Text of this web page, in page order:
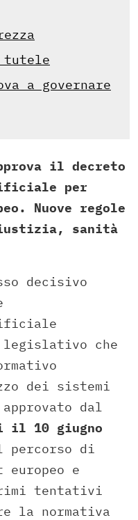
tutele
a governare
il decreto
per
Nuove regole
sanità
decisivo
legislativo che
dei sistemi
dal
il 10 giugno
di
e
tentativi
la normativa